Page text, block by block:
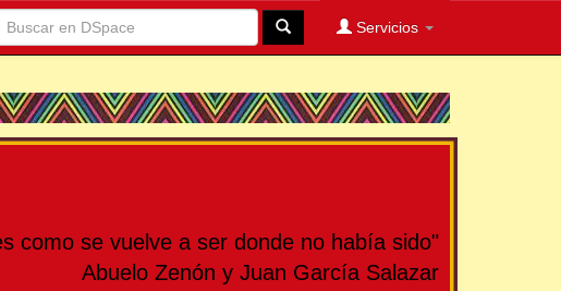
Servicios
como se vuelve a ser donde no había sido"
Abuelo Zenón y Juan García Salazar